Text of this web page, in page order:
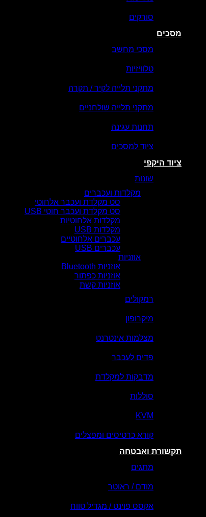
סורקים
מסכים
מסכי מחשב
טלוויזיות
מתקני תלייה לקיר / תקרה
מתקני תלייה שולחניים
תחנות עגינה
ציוד למסכים
ציוד היקפי
שונות
מקלדות ועכברים
סט מקלדת ועכבר אלחוטי
סט מקלדת ועכבר חוטי USB
מקלדות אלחוטיות
מקלדות USB
עכברים אלחוטיים
עכברים USB
אוזניות
אוזניות Bluetooth
אוזניות כפתור
אוזניות קשת
רמקולים
מיקרופון
מצלמות אינטרנט
פדים לעכבר
מדבקות למקלדת
סוללות
KVM
קורא כרטיסים ומפצלים
תקשורת ואבטחה
מתגים
מודם / ראוטר
אקסס פוינט / מגדיל טווח